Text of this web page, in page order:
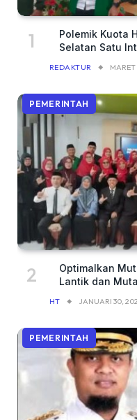
Polemik Kuota
Selatan Satu
REDAKTUR
PEMERINTAH
Optimalkan
Lantik dan
HT JANUARI 30,
PEMERINTAH